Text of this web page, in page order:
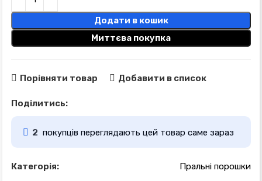
Додати в кошик
Миттєва покупка
Порівняти товар Добавити в список
Поділитись:
2 покупців переглядають цей товар саме зараз
Категорія: Пральні порошки